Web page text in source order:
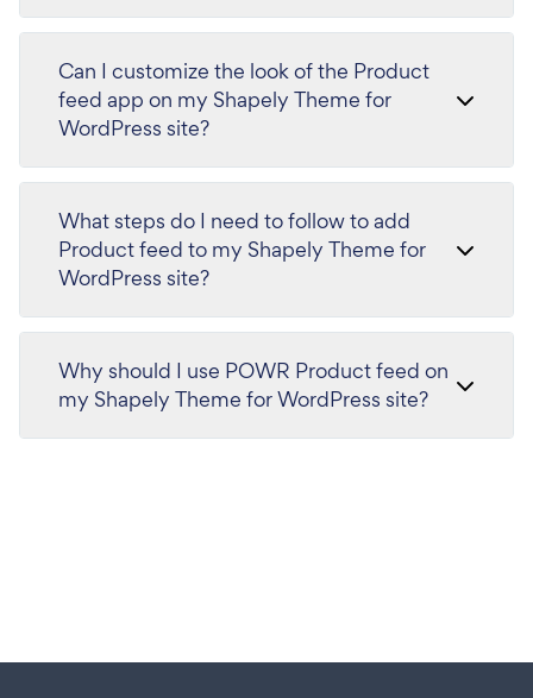
Can I customize the look of the Product
feed app on my Shapely Theme for
WordPress site?
What steps do I need to follow to add
Product feed to my Shapely Theme for
WordPress site?
Why should I use POWR Product feed on
my Shapely Theme for WordPress site?